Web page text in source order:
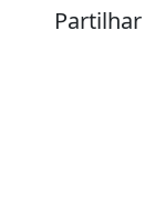
Partilhar